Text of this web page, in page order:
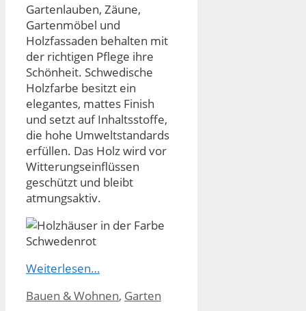
Gartenlauben, Zäune,
Gartenmöbel und
Holzfassaden behalten mit
der richtigen Pflege ihre
Schönheit. Schwedische
Holzfarbe besitzt ein
elegantes, mattes Finish
und setzt auf Inhaltsstoffe,
die hohe Umweltstandards
erfüllen. Das Holz wird vor
Witterungseinflüssen
geschützt und bleibt
atmungsaktiv.
Weiterlesen…
Kategorien
Bauen & Wohnen, Garten